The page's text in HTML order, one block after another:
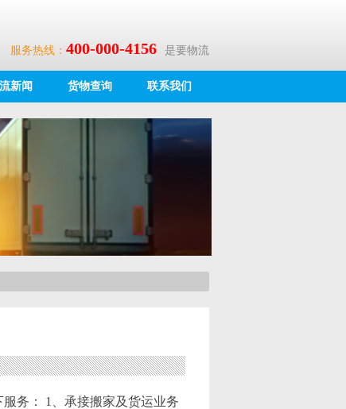
服务热线： 400-000-4156 是要物流
新闻 货物查询 联系我们
务： 1、承接搬家及货运业务